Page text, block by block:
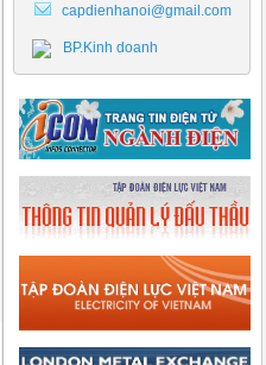
capdienhanoi@gmail.com
BP.Kinh doanh